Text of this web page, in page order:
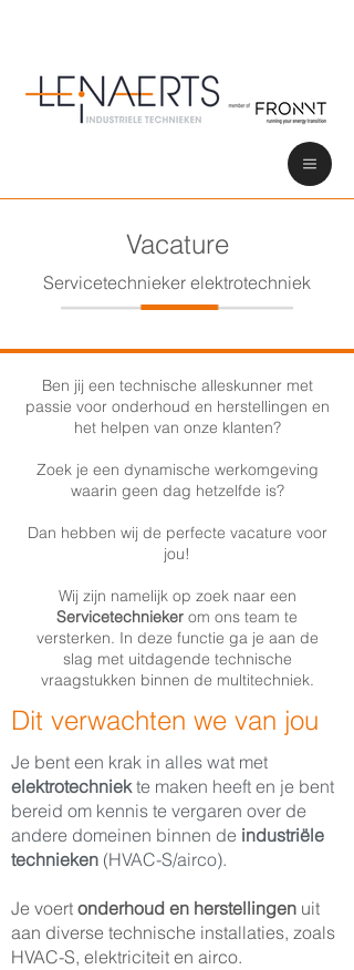
Vacature
Servicetechnieker elektrotechniek
Ben jij een technische alleskunner met
passie voor onderhoud en herstellingen en
het helpen van onze klanten?
Zoek je een dynamische werkomgeving
waarin geen dag hetzelfde is?
Dan hebben wij de perfecte vacature voor
jou!
Wij zijn namelijk op zoek naar een
Servicetechnieker om ons team te
versterken. In deze functie ga je aan de
slag met uitdagende technische
vraagstukken binnen de multitechniek.
Dit verwachten we van jou
Je bent een krak in alles wat met
elektrotechniekte maken heeft en je bent
bereid om kennis te vergaren over de
andere domeinen binnen de industriële
technieken (HVAC-S/airco).
Je voert onderhoud en herstellingen uit
aan diverse technische installaties, zoals
HVAC-S, elektriciteit en airco.